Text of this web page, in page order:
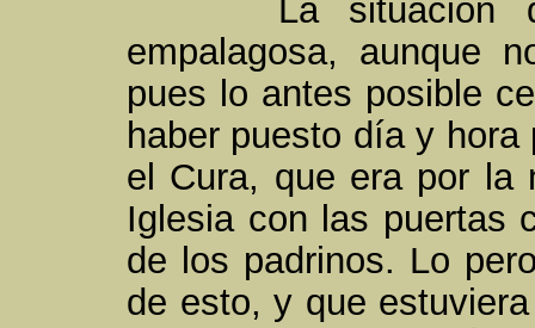
La situación que
empalagosa, aunque
pues lo antes posible
haber puesto día y
el Cura, que era por la
Iglesia con las puertas
de los padrinos. Lo
de esto, y que